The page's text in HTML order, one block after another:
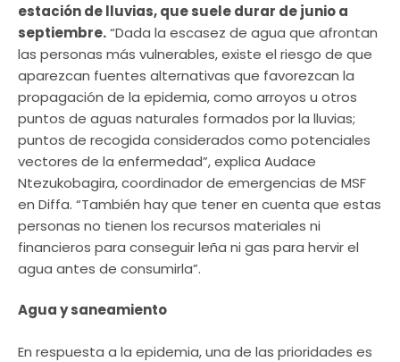
estación de lluvias, que suele durar de junio a
septiembre.“Dada la escasez de agua que afrontan
las personas más vulnerables, existe el riesgo de que
aparezcan fuentes alternativas que favorezcan la
propagación de la epidemia, como arroyos u otros
puntos de aguas naturales formados por la lluvias;
puntos de recogida considerados como potenciales
vectores de la enfermedad”, explica Audace
Ntezukobagira, coordinador de emergencias de MSF
en Diffa. “También hay que tener en cuenta que estas
personas no tienen los recursos materiales ni
financieros para conseguir leña ni gas para hervir el
agua antes de consumirla”.
Agua y saneamiento
En respuesta a la epidemia, una de las prioridades es